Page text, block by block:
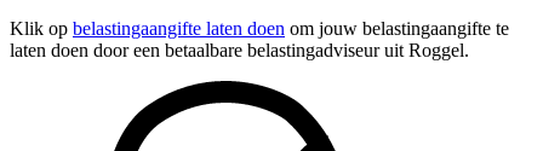
Klik op belastingaangifte laten doen om jouw belastingaangifte te
laten doen door een betaalbare belastingadviseur uit Roggel.